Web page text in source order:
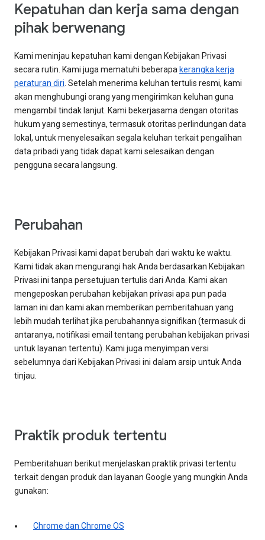
Kepatuhan dan kerja sama dengan
pihak berwenang
Kami meninjau kepatuhan kami dengan Kebijakan Privasi
secara rutin. Kami juga mematuhi beberapa kerangka kerja
peraturan diri. Setelah menerima keluhan tertulis resmi, kami
akan menghubungi orang yang mengirimkan keluhan guna
mengambil tindak lanjut. Kami bekerjasama dengan otoritas
hukum yang semestinya, termasuk otoritas perlindungan data
lokal, untuk menyelesaikan segala keluhan terkait pengalihan
data pribadi yang tidak dapat kami selesaikan dengan
pengguna secara langsung.
Perubahan
Kebijakan Privasi kami dapat berubah dari waktu ke waktu.
Kami tidak akan mengurangi hak Anda berdasarkan Kebijakan
Privasi ini tanpa persetujuan tertulis dari Anda. Kami akan
mengeposkan perubahan kebijakan privasi apa pun pada
laman ini dan kami akan memberikan pemberitahuan yang
lebih mudah terlihat jika perubahannya signifikan (termasuk di
antaranya, notifikasi email tentang perubahan kebijakan privasi
untuk layanan tertentu). Kami juga menyimpan versi
sebelumnya dari Kebijakan Privasi ini dalam arsip untuk Anda
tinjau.
Praktik produk tertentu
Pemberitahuan berikut menjelaskan praktik privasi tertentu
terkait dengan produk dan layanan Google yang mungkin Anda
gunakan:
Chrome dan Chrome OS